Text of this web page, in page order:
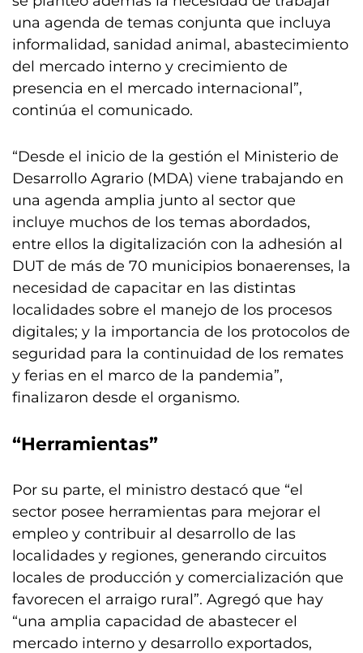
una agenda de temas conjunta que incluya
informalidad, sanidad animal, abastecimiento
del mercado interno y crecimiento de
presencia en el mercado internacional”,
continúa el comunicado.
“Desde el inicio de la gestión el Ministerio de
Desarrollo Agrario (MDA) viene trabajando en
una agenda amplia junto al sector que
incluye muchos de los temas abordados,
entre ellos la digitalización con la adhesión al
DUT de más de 70 municipios bonaerenses, la
necesidad de capacitar en las distintas
localidades sobre el manejo de los procesos
digitales; y la importancia de los protocolos de
seguridad para la continuidad de los remates
y ferias en el marco de la pandemia”,
finalizaron desde el organismo.
“Herramientas”
Por su parte, el ministro destacó que “el
sector posee herramientas para mejorar el
empleo y contribuir al desarrollo de las
localidades y regiones, generando circuitos
locales de producción y comercialización que
favorecen el arraigo rural”. Agregó que hay
“una amplia capacidad de abastecer el
mercado interno y desarrollo exportados,